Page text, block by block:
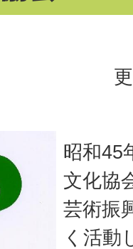
昭和45
文化協
芸術振
く活動